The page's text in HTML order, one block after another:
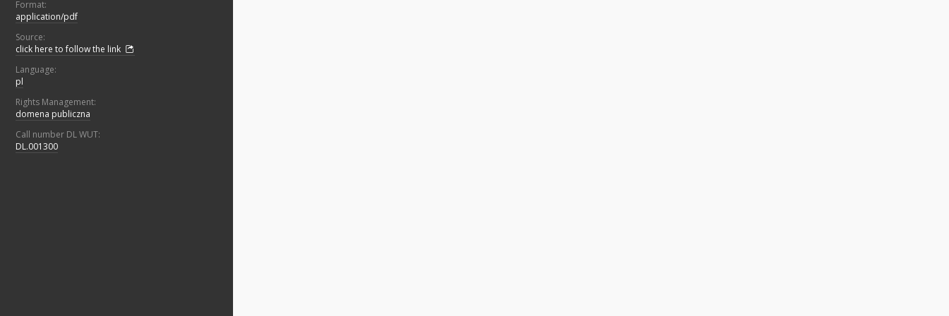
Format:
application/pdf
Source:
click here to follow the link
Language:
pl
Rights Management:
domena publiczna
Call number DL WUT:
DL.001300